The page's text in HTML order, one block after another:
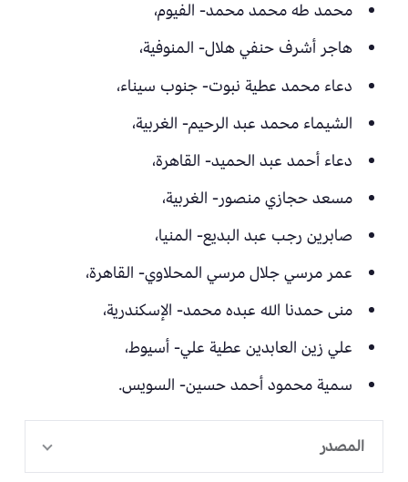
محمد طه محمد محمد- الفيوم،
هاجر أشرف حنفي هلال- المنوفية،
دعاء محمد عطية نبوت- جنوب سيناء،
الشيماء محمد عبد الرحيم- الغربية،
دعاء أحمد عبد الحميد- القاهرة،
مسعد حجازي منصور- الغربية،
صابرين رجب عبد البديع- المنيا،
عمر مرسي جلال مرسي المحلاوي- القاهرة،
منى حمدنا الله عبده محمد- الإسكندرية،
علي زين العابدين عطية علي- أسيوط،
سمية محمود أحمد حسين- السويس.
المصدر